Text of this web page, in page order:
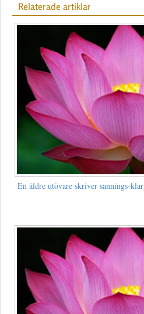
Relaterade artiklar
En äldre utövare skriver sannings-